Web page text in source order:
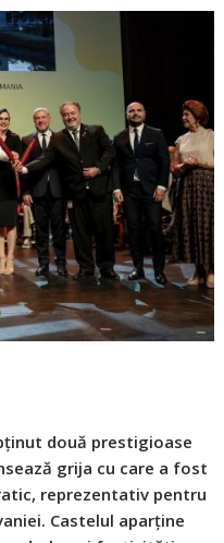
două prestigioase
grija cu care a fost
reprezentativ pentru
Castelul aparține